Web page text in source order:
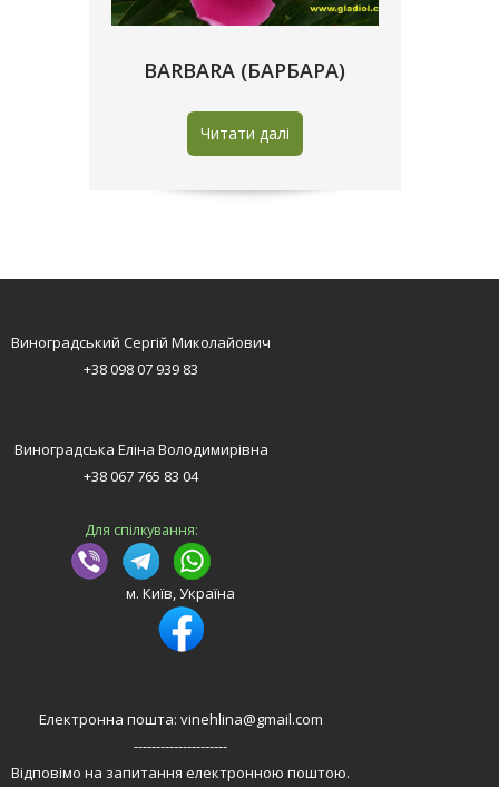
BARBARA (БАРБАРА)
Читати далі
Виноградський Сергій Миколайович
+38 098 07 939 83
Виноградська Еліна Володимирівна
+38 067 765 83 04
Для спілкування:
м. Київ, Україна
Електронна пошта: vinehlina@gmail.com
---------------------
Відповімо на запитання електронною поштою.